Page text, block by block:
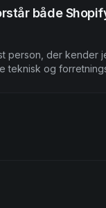
både
person, der kender
teknisk og